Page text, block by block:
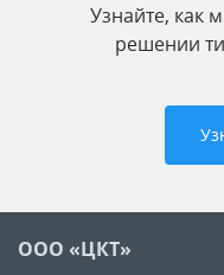
Узнайте, как
решении
ООО «ЦКТ»